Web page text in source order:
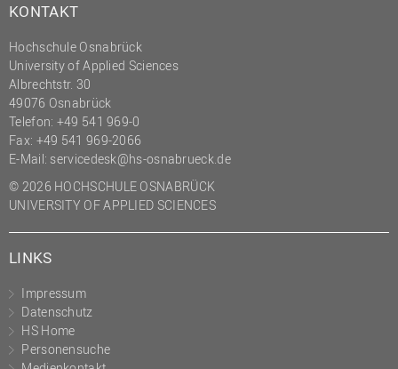
KONTAKT
Hochschule Osnabrück
University of Applied Sciences
Albrechtstr. 30
49076 Osnabrück
Telefon: +49 541 969-0
Fax: +49 541 969-2066
E-Mail: servicedesk@hs-osnabrueck.de
© 2026 HOCHSCHULE OSNABRÜCK
UNIVERSITY OF APPLIED SCIENCES
LINKS
Impressum
Datenschutz
HS Home
Personensuche